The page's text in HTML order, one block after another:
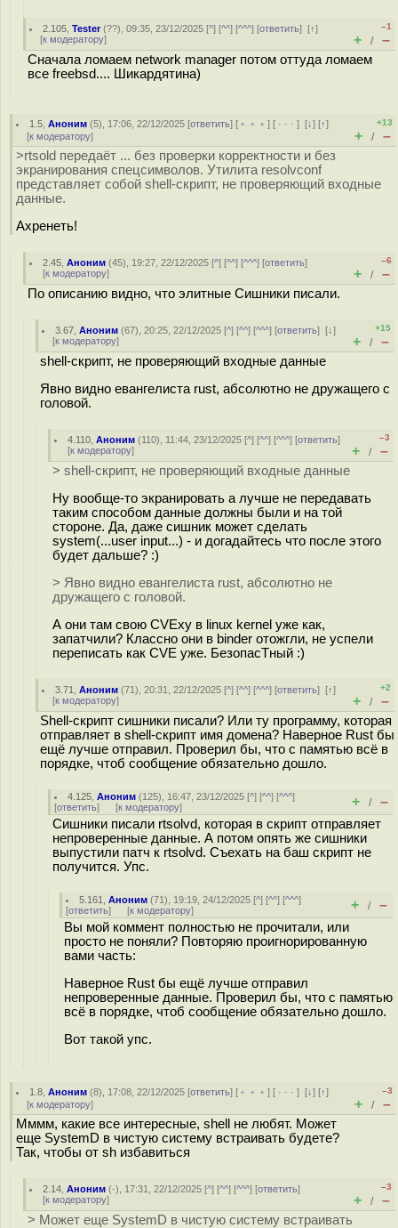
2.105 ,Tester(??), 09:35, 23/12/2025 [^] [^^] [^^^] [ответить][↑]
[к модератору]
–1
+ / –
Сначала ломаем network manager потом оттуда ломаем
все freebsd.... Шикардятина)
1.5 ,Аноним (5), 17:06, 22/12/2025 [ответить] [ ﹢﹢﹢] [ · · ·][↓] [↑]
[к модератору]
+13
+ / –
>rtsold передаёт ... без проверки корректности и без
экранирования спецсимволов. Утилита resolvconf
представляет собой shell-скрипт, не проверяющий входные
данные.
Ахренеть!
2.45 ,Аноним (45), 19:27, 22/12/2025 [^] [^^] [^^^] [ответить]
[к модератору]
–6
+ / –
По описанию видно, что элитные Сишники писали.
3.67 ,Аноним (67), 20:25, 22/12/2025 [^] [^^] [^^^] [ответить][↓]
[к модератору]
+15
+ / –
shell-скрипт, не проверяющий входные данные
Явно видно евангелиста rust, абсолютно не дружащего с
головой.
4.110 ,Аноним (110), 11:44, 23/12/2025 [^] [^^] [^^^] [ответить]
[к модератору]
–3
+ / –
> shell-скрипт, не проверяющий входные данные
Ну вообще-то экранировать а лучше не передавать
таким способом данные должны были и на той
стороне. Да, даже сишник может сделать
system(...user input...) - и догадайтесь что после этого
будет дальше? :)
> Явно видно евангелиста rust, абсолютно не
дружащего с головой.
А они там свою CVEху в linux kernel уже как,
запатчили? Классно они в binder отожгли, не успели
переписать как CVE уже. БезопасТный :)
3.71 ,Аноним (71), 20:31, 22/12/2025 [^] [^^] [^^^] [ответить][↑]
[к модератору]
+2
+ / –
Shell-скрипт сишники писали? Или ту программу, которая
отправляет в shell-скрипт имя домена? Наверное Rust бы
ещё лучше отправил. Проверил бы, что с памятью всё в
порядке, чтоб сообщение обязательно дошло.
4.125 ,Аноним (125), 16:47, 23/12/2025 [^] [^^] [^^^]
[ответить] [к модератору] + / –
Сишники писали rtsolvd, которая в скрипт отправляет
непроверенные данные. А потом опять же сишники
выпустили патч к rtsolvd. Съехать на баш скрипт не
получится. Упс.
5.161 ,Аноним (71), 19:19, 24/12/2025 [^] [^^] [^^^]
[ответить] [к модератору] + / –
Вы мой коммент полностью не прочитали, или
просто не поняли? Повторяю проигнорированную
вами часть:
Наверное Rust бы ещё лучше отправил
непроверенные данные. Проверил бы, что с памятью
всё в порядке, чтоб сообщение обязательно дошло.
Вот такой упс.
1.8 ,Аноним (8), 17:08, 22/12/2025 [ответить] [ ﹢﹢﹢] [ · · ·][↓] [↑]
[к модератору]
–3
+ / –
Мммм, какие все интересные, shell не любят. Может
еще SystemD в чистую систему встраивать будете?
Так, чтобы от sh избавиться
2.14 ,Аноним (-), 17:31, 22/12/2025 [^] [^^] [^^^] [ответить]
[к модератору]
–3
+ / –
> Может еще SystemD в чистую систему встраивать